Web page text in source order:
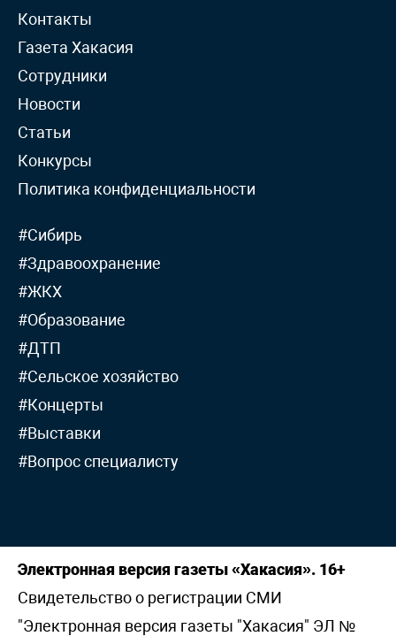
Контакты
Газета Хакасия
Сотрудники
Новости
Статьи
Конкурсы
Политика конфиденциальности
#Сибирь
#Здравоохранение
#ЖКХ
#Образование
#ДТП
#Сельское хозяйство
#Концерты
#Выставки
#Вопрос специалисту
Электронная версия газеты «Хакасия». 16+
Свидетельство о регистрации СМИ
"Электронная версия газеты "Хакасия" ЭЛ №